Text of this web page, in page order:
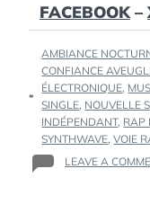
FACEBOOK–
TAGS
:
AMBIANCE
CONFIANCE
ÉLECTRONIQUE,
SINGLE, NOUVELLE
INDÉPENDANT, RAP
SYNTHWAVE,VOIE
LEAVE A